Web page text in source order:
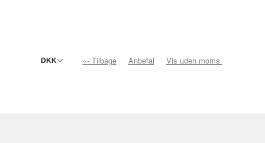
«- Tilbage Anbefal Vis uden moms